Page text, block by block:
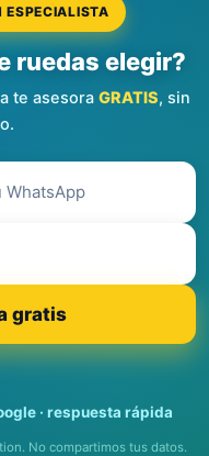
ESPECIALISTA
ruedas elegir?
te asesora GRATIS, sin
gratis
· respuesta rápida
No compartimos tus datos.